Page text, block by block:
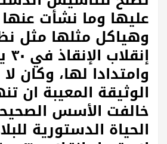
عليها وما نشأت
وهياكل مثلها مثل
وامتدادا لها، وكان
الوثيقة المعيبة ان
خالفت الأسس
الحياة الدستورية